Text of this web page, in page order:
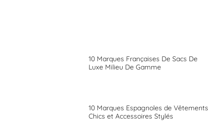
10 Marques Françaises De Sacs De
Luxe Milieu De Gamme
10 Marques Espagnoles de Vêtements
Chics et Accessoires Stylés